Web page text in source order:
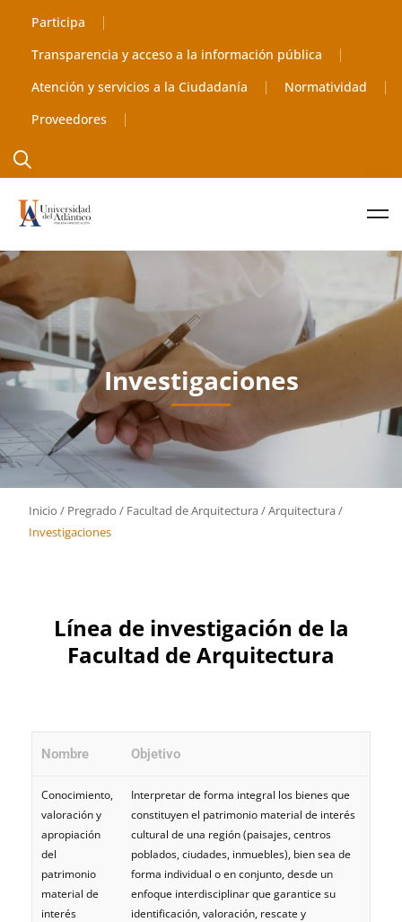
Participa
Transparencia y acceso a la información pública
Atención y servicios a la Ciudadanía
Normatividad
Proveedores
Investigaciones
Inicio / Pregrado / Facultad de Arquitectura/Arquitectura/
Investigaciones
Línea de investigación de la
Facultad de Arquitectura
Nombre Objetivo
Conocimiento,
valoración y
apropiación
del
patrimonio
material de
interés
Interpretar de forma integral los bienes que
constituyen el patrimonio material de interés
cultural de una región (paisajes, centros
poblados, ciudades, inmuebles), bien sea de
forma individual o en conjunto, desde un
enfoque interdisciplinar que garantice su
identificación, valoración, rescate y